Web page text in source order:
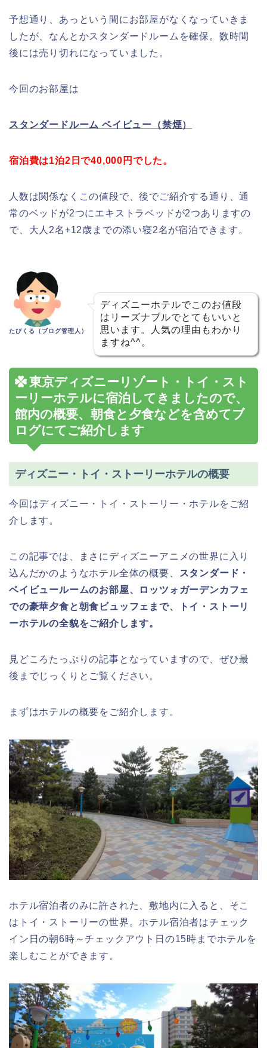
予想通り、あっという間にお部屋がなくなっていきま
したが、なんとかスタンダードルームを確保。数時間
後には売り切れになっていました。
今回のお部屋は
スタンダードルーム ベイビュー（禁煙）
宿泊費は1泊2日で40,000円でした。
人数は関係なくこの値段で、後でご紹介する通り、通
常のベッドが2つにエキストラベッドが2つありますの
で、大人2名+12歳までの添い寝2名が宿泊できます。
たびくる（ブログ管理人）
ディズニーホテルでこのお値段
はリーズナブルでとてもいいと
思います。人気の理由もわかり
ますね^^。
東京ディズニーリゾート・トイ・スト
ーリーホテルに宿泊してきましたので、
館内の概要、朝食と夕食などを含めてブ
ログにてご紹介します
ディズニー・トイ・ストーリーホテルの概要
今回はディズニー・トイ・ストーリー・ホテルをご紹
介します。
この記事では、まさにディズニーアニメの世界に入り
込んだかのようなホテル全体の概要、
スタンダード・
ベイビュールームのお部屋、ロッツォガーデンカフェ
での豪華夕食と朝食ビュッフェまで、トイ・ストーリ
ーホテルの全貌をご紹介します。
見どころたっぷりの記事となっていますので、ぜひ最
後までじっくりとご覧ください。
まずはホテルの概要をご紹介します。
ホテル宿泊者のみに許された、敷地内に入ると、そこ
はトイ・ストーリーの世界。ホテル宿泊者はチェック
イン日の朝6時～チェックアウト日の15時までホテルを
楽しむことができます。